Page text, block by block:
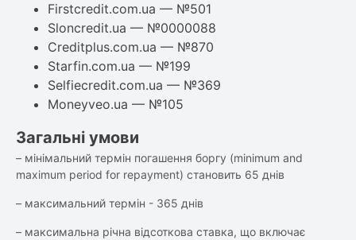
Firstcredit.com.ua — №501
Sloncredit.ua — №0000088
Creditplus.com.ua — №870
Starfin.com.ua — №199
Selfiecredit.com.ua — №369
Moneyveo.ua — №105
Загальні умови
– мінімальний термін погашення боргу (minimum and
maximum period for repayment) становить 65 днів
– максимальний термін - 365 днів
– максимальна річна відсоткова ставка, що включає